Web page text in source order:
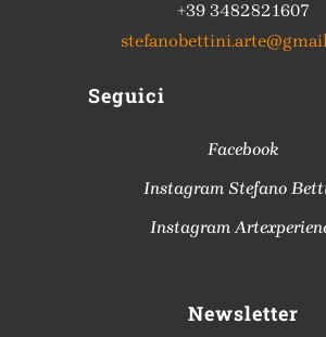
+39 3482821607
Seguici
Facebook
Instagram Stefano
Instagram
Newsletter